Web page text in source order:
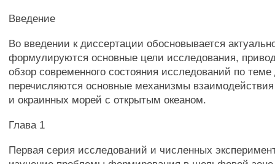
Введение
Во введении к диссертации обосновывается
формулируются основные цели исследования,
обзор современного состояния исследований по
перечисляются основные механизмы
и окраинных морей с открытым океаном.
Глава 1
Первая серия исследований и численных